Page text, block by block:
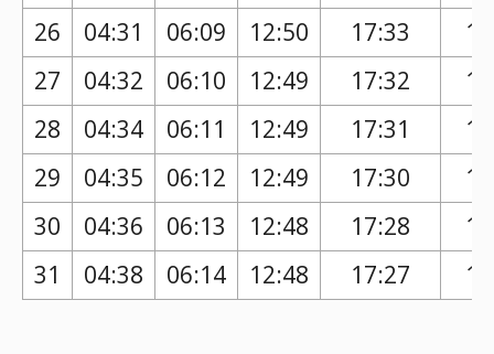
26
04:31 06:09 12:50 17:33
27
04:32 06:10 12:49 17:32
28
04:34 06:11 12:49 17:31
29
04:35 06:12 12:49 17:30
30
04:36 06:13 12:48 17:28
31
04:38 06:14 12:48 17:27